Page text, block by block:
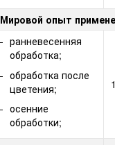
Мировой опыт
ранневесенняя
обработка;
обработка после
цветения;
осенние
обработки;